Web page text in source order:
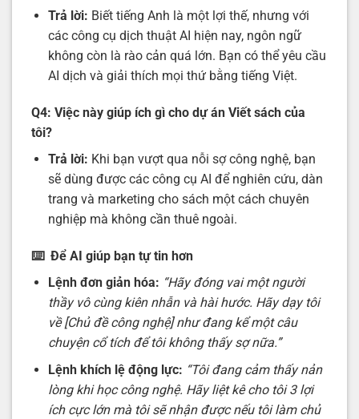
Trả lời: Biết tiếng Anh là một lợi thế, nhưng với
các công cụ dịch thuật AI hiện nay, ngôn ngữ
không còn là rào cản quá lớn. Bạn có thể yêu cầu
AI dịch và giải thích mọi thứ bằng tiếng Việt.
Q4: Việc này giúp ích gì cho dự án Viết sách của
tôi?
Trả lời: Khi bạn vượt qua nỗi sợ công nghệ, bạn
sẽ dùng được các công cụ AI để nghiên cứu, dàn
trang và marketing cho sách một cách chuyên
nghiệp mà không cần thuê ngoài.
⌨️ Để AI giúp bạn tự tin hơn
Lệnh đơn giản hóa: “Hãy đóng vai một người
thầy vô cùng kiên nhẫn và hài hước. Hãy dạy tôi
về [Chủ đề công nghệ] như đang kể một câu
chuyện cổ tích để tôi không thấy sợ nữa.”
Lệnh khích lệ động lực: “Tôi đang cảm thấy nản
lòng khi học công nghệ. Hãy liệt kê cho tôi 3 lợi
ích cực lớn mà tôi sẽ nhận được nếu tôi làm chủ